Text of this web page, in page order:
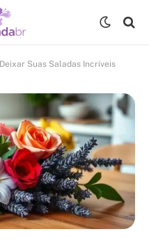
Suas Saladas Incríveis